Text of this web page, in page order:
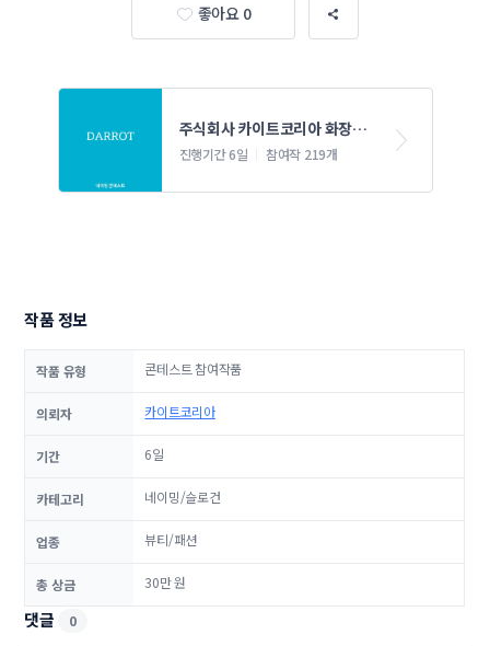
좋아요 0
주식회사 카이트코리아 화장품
네이밍 콘테스트
진행기간 6일 참여작 219개
작품 정보
작품 유형 콘테스트 참여작품
의뢰자 카이트코리아
기간 6일
카테고리 네이밍/슬로건
업종 뷰티/패션
총 상금 30만 원
댓글 0